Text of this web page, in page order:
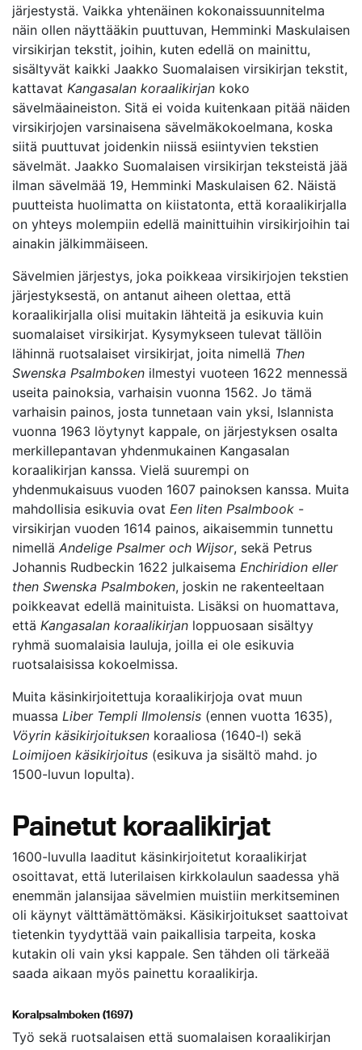
järjestystä. Vaikka yhtenäinen kokonaissuunnitelma
näin ollen näyttääkin puuttuvan, Hemminki Maskulaisen
virsikirjan tekstit, joihin, kuten edellä on mainittu,
sisältyvät kaikki Jaakko Suomalaisen virsikirjan tekstit,
kattavat Kangasalan koraalikirjan koko
sävelmäaineiston. Sitä ei voida kuitenkaan pitää näiden
virsikirjojen varsinaisena sävelmäkokoelmana, koska
siitä puuttuvat joidenkin niissä esiintyvien tekstien
sävelmät. Jaakko Suomalaisen virsikirjan teksteistä jää
ilman sävelmää 19, Hemminki Maskulaisen 62. Näistä
puutteista huolimatta on kiistatonta, että koraalikirjalla
on yhteys molempiin edellä mainittuihin virsikirjoihin tai
ainakin jälkimmäiseen.
Sävelmien järjestys, joka poikkeaa virsikirjojen tekstien
järjestyksestä, on antanut aiheen olettaa, että
koraalikirjalla olisi muitakin lähteitä ja esikuvia kuin
suomalaiset virsikirjat. Kysymykseen tulevat tällöin
lähinnä ruotsalaiset virsikirjat, joita nimellä Then
Swenska Psalmboken ilmestyi vuoteen 1622 mennessä
useita painoksia, varhaisin vuonna 1562. Jo tämä
varhaisin painos, josta tunnetaan vain yksi, Islannista
vuonna 1963 löytynyt kappale, on järjestyksen osalta
merkillepantavan yhdenmukainen Kangasalan
koraalikirjan kanssa. Vielä suurempi on
yhdenmukaisuus vuoden 1607 painoksen kanssa. Muita
mahdollisia esikuvia ovat Een liten Psalmbook -
virsikirjan vuoden 1614 painos, aikaisemmin tunnettu
nimellä Andelige Psalmer och Wijsor, sekä Petrus
Johannis Rudbeckin 1622 julkaisema Enchiridion eller
then Swenska Psalmboken, joskin ne rakenteeltaan
poikkeavat edellä mainituista. Lisäksi on huomattava,
että Kangasalan koraalikirjan loppuosaan sisältyy
ryhmä suomalaisia lauluja, joilla ei ole esikuvia
ruotsalaisissa kokoelmissa.
Muita käsinkirjoitettuja koraalikirjoja ovat muun
muassa Liber Templi Ilmolensis (ennen vuotta 1635),
Vöyrin käsikirjoituksen koraaliosa (1640-l) sekä
Loimijoen käsikirjoitus (esikuva ja sisältö mahd. jo
1500-luvun lopulta).
Painetut koraalikirjat
1600-luvulla laaditut käsinkirjoitetut koraalikirjat
osoittavat, että luterilaisen kirkkolaulun saadessa yhä
enemmän jalansijaa sävelmien muistiin merkitseminen
oli käynyt välttämättömäksi. Käsikirjoitukset saattoivat
tietenkin tyydyttää vain paikallisia tarpeita, koska
kutakin oli vain yksi kappale. Sen tähden oli tärkeää
saada aikaan myös painettu koraalikirja.
Koralpsalmboken (1697)
Työ sekä ruotsalaisen että suomalaisen koraalikirjan